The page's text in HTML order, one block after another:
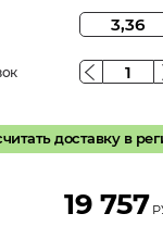
доставку в
19 757